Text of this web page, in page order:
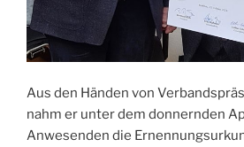
Aus den Händen von
nahm er unter dem donnernden
Anwesenden die